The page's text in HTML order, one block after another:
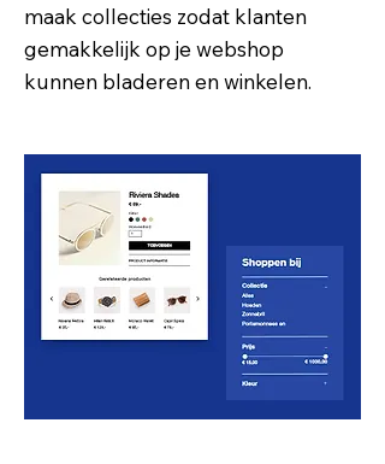
maak collecties zodat klanten
gemakkelijk op je webshop
kunnen bladeren en winkelen.